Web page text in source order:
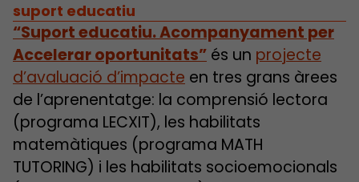
suport educatiu
“Suport educatiu. Acompanyament per
Accelerar oportunitats” és un projecte
d’avaluació d’impacte en tres grans àrees
de l’aprenentatge: la comprensió lectora
(programa LECXIT), les habilitats
matemàtiques (programa MATH
TUTORING) i les habilitats socioemocionals